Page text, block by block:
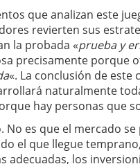
que analizan este
revierten sus
la probada «prueba y
precisamente porque
«. La conclusión de
naturalmente
hay personas que
No es que el mercado
el que llegue
adecuadas, los